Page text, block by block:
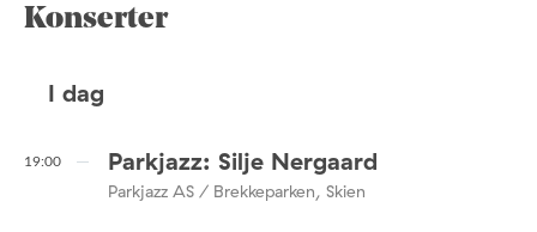
Konserter
I dag
19:00 Parkjazz: Silje Nergaard
Parkjazz AS / Brekkeparken, Skien